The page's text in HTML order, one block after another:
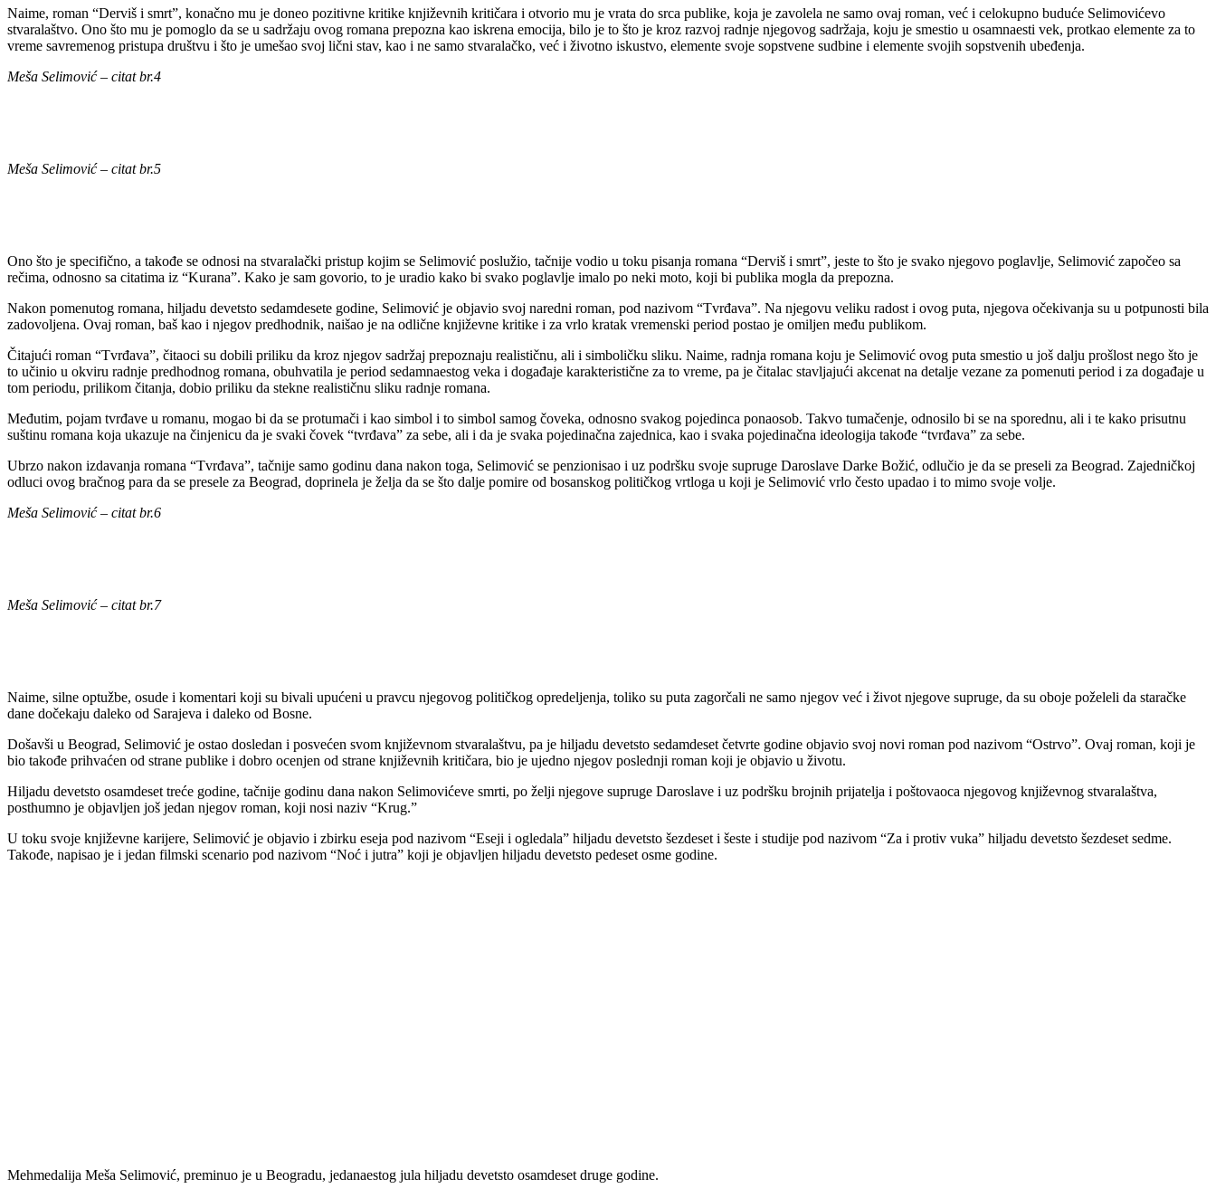
Naime, roman “Derviš i smrt”, konačno mu je doneo pozitivne kritike književnih kritičara i otvorio mu je vrata do srca publike, koja je zavolela ne samo ovaj roman, već i celokupno buduće Selimovićevo
stvaralaštvo. Ono što mu je pomoglo da se u sadržaju ovog romana prepozna kao iskrena emocija, bilo je to što je kroz razvoj radnje njegovog sadržaja, koju je smestio u osamnaesti vek, protkao elemente za to
vreme savremenog pristupa društvu i što je umešao svoj lični stav, kao i ne samo stvaralačko, već i životno iskustvo, elemente svoje sopstvene sudbine i elemente svojih sopstvenih ubeđenja.
Meša Selimović – citat br.4
Meša Selimović – citat br.5
Ono što je specifično, a takođe se odnosi na stvaralački pristup kojim se Selimović poslužio, tačnije vodio u toku pisanja romana “Derviš i smrt”, jeste to što je svako njegovo poglavlje, Selimović započeo sa
rečima, odnosno sa citatima iz “Kurana”. Kako je sam govorio, to je uradio kako bi svako poglavlje imalo po neki moto, koji bi publika mogla da prepozna.
Nakon pomenutog romana, hiljadu devetsto sedamdesete godine, Selimović je objavio svoj naredni roman, pod nazivom “Tvrđava”. Na njegovu veliku radost i ovog puta, njegova očekivanja su u potpunosti bila
zadovoljena. Ovaj roman, baš kao i njegov predhodnik, naišao je na odlične književne kritike i za vrlo kratak vremenski period postao je omiljen među publikom.
Čitajući roman “Tvrđava”, čitaoci su dobili priliku da kroz njegov sadržaj prepoznaju realističnu, ali i simboličku sliku. Naime, radnja romana koju je Selimović ovog puta smestio u još dalju prošlost nego što je
to učinio u okviru radnje predhodnog romana, obuhvatila je period sedamnaestog veka i događaje karakteristične za to vreme, pa je čitalac stavljajući akcenat na detalje vezane za pomenuti period i za događaje u
tom periodu, prilikom čitanja, dobio priliku da stekne realističnu sliku radnje romana.
Međutim, pojam tvrđave u romanu, mogao bi da se protumači i kao simbol i to simbol samog čoveka, odnosno svakog pojedinca ponaosob. Takvo tumačenje, odnosilo bi se na sporednu, ali i te kako prisutnu
suštinu romana koja ukazuje na činjenicu da je svaki čovek “tvrđava” za sebe, ali i da je svaka pojedinačna zajednica, kao i svaka pojedinačna ideologija takođe “tvrđava” za sebe.
Ubrzo nakon izdavanja romana “Tvrđava”, tačnije samo godinu dana nakon toga, Selimović se penzionisao i uz podršku svoje supruge Daroslave Darke Božić, odlučio je da se preseli za Beograd. Zajedničkoj
odluci ovog bračnog para da se presele za Beograd, doprinela je želja da se što dalje pomire od bosanskog političkog vrtloga u koji je Selimović vrlo često upadao i to mimo svoje volje.
Meša Selimović – citat br.6
Meša Selimović – citat br.7
Naime, silne optužbe, osude i komentari koji su bivali upućeni u pravcu njegovog političkog opredeljenja, toliko su puta zagorčali ne samo njegov već i život njegove supruge, da su oboje poželeli da staračke
dane dočekaju daleko od Sarajeva i daleko od Bosne.
Došavši u Beograd, Selimović je ostao dosledan i posvećen svom književnom stvaralaštvu, pa je hiljadu devetsto sedamdeset četvrte godine objavio svoj novi roman pod nazivom “Ostrvo”. Ovaj roman, koji je
bio takođe prihvaćen od strane publike i dobro ocenjen od strane književnih kritičara, bio je ujedno njegov poslednji roman koji je objavio u životu.
Hiljadu devetsto osamdeset treće godine, tačnije godinu dana nakon Selimovićeve smrti, po želji njegove supruge Daroslave i uz podršku brojnih prijatelja i poštovaoca njegovog književnog stvaralaštva,
posthumno je objavljen još jedan njegov roman, koji nosi naziv “Krug.”
U toku svoje književne karijere, Selimović je objavio i zbirku eseja pod nazivom “Eseji i ogledala” hiljadu devetsto šezdeset i šeste i studije pod nazivom “Za i protiv vuka” hiljadu devetsto šezdeset sedme.
Takođe, napisao je i jedan filmski scenario pod nazivom “Noć i jutra” koji je objavljen hiljadu devetsto pedeset osme godine.
Mehmedalija Meša Selimović, preminuo je u Beogradu, jedanaestog jula hiljadu devetsto osamdeset druge godine.